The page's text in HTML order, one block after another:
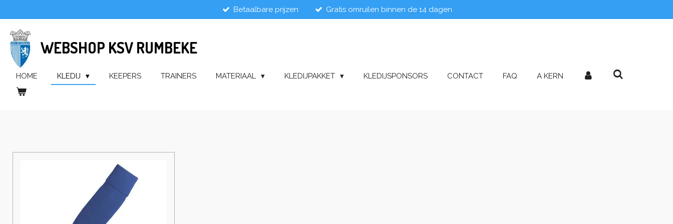
direct
naar
de
hoofdinhoud
Betaalbare prijzen Gratis omruilen binnen de 14 dagen
WEBSHOP KSV RUMBEKE
HOME KLEDIJ KEEPERS TRAINERS MATERIAAL KLEDIJPAKKET KLEDIJSPONSORS CONTACT FAQ A KERN